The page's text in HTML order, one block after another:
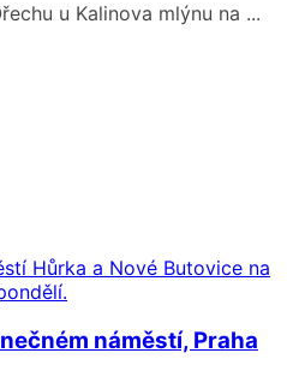
u Kalinova mlýnu na ...
náměstí, Praha